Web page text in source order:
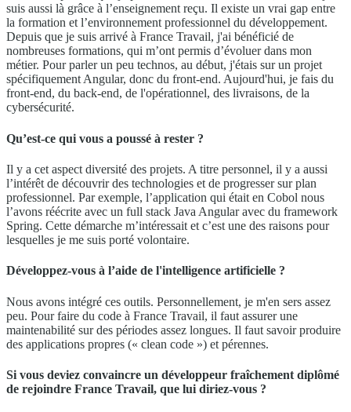
suis aussi là grâce à l’enseignement reçu. Il existe un vrai gap entre
la formation et l’environnement professionnel du développement.
Depuis que je suis arrivé à France Travail, j'ai bénéficié de
nombreuses formations, qui m’ont permis d’évoluer dans mon
métier. Pour parler un peu technos, au début, j'étais sur un projet
spécifiquement Angular, donc du front-end. Aujourd'hui, je fais du
front-end, du back-end, de l'opérationnel, des livraisons, de la
cybersécurité.
Qu’est-ce qui vous a poussé à rester ?
Il y a cet aspect diversité des projets. A titre personnel, il y a aussi
l’intérêt de découvrir des technologies et de progresser sur plan
professionnel. Par exemple, l’application qui était en Cobol nous
l’avons réécrite avec un full stack Java Angular avec du framework
Spring. Cette démarche m’intéressait et c’est une des raisons pour
lesquelles je me suis porté volontaire.
Développez-vous à l’aide de l'intelligence artificielle ?
Nous avons intégré ces outils. Personnellement, je m'en sers assez
peu. Pour faire du code à France Travail, il faut assurer une
maintenabilité sur des périodes assez longues. Il faut savoir produire
des applications propres (« clean code ») et pérennes.
Si vous deviez convaincre un développeur fraîchement diplômé
de rejoindre France Travail, que lui diriez-vous ?